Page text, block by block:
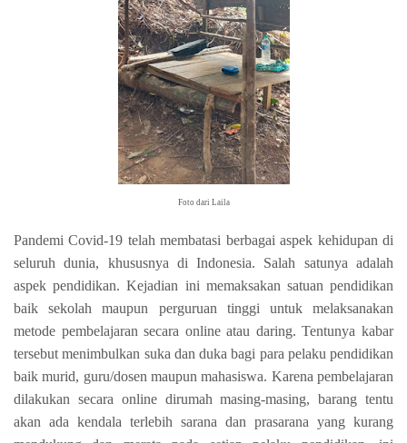
Foto dari Laila
Pandemi Covid-19 telah membatasi berbagai aspek kehidupan di
seluruh dunia, khususnya di Indonesia. Salah satunya adalah
aspek pendidikan. Kejadian ini memaksakan satuan pendidikan
baik sekolah maupun perguruan tinggi untuk melaksanakan
metode pembelajaran secara online atau daring. Tentunya kabar
tersebut menimbulkan suka dan duka bagi para pelaku pendidikan
baik murid, guru/dosen maupun mahasiswa. Karena pembelajaran
dilakukan secara online dirumah masing-masing, barang tentu
akan ada kendala terlebih sarana dan prasarana yang kurang